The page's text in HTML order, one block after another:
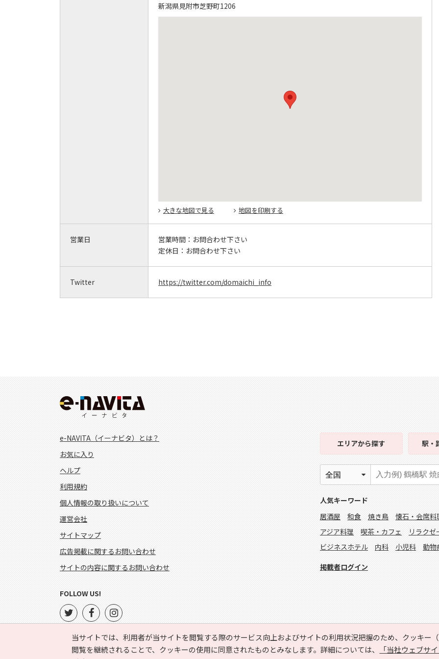
新潟県見附市芝野町1206
大きな地図で見る 地図を印刷する
営業日 営業時間： お問合わせ下さい
定休日： お問合わせ下さい
Twitter https://twitter.com/domaichi_info
当サイトでは、利用者が当サイトを閲覧する際のサービス向上およびサイトの利用状況把握のため、クッキー
閲覧を継続されることで、クッキーの使用に同意されたものとみなします。詳細については、
「当社ウェブサ
e-NAVITA（イーナビタ）とは？
お気に入り
ヘルプ
利用規約
個人情報の取り扱いについて
運営会社
サイトマップ
広告掲載に関するお問い合わせ
サイトの内容に関するお問い合わせ
エリアから探す 駅・
人気キーワード
居酒屋
和食 焼き鳥 懐石・会席料
アジア料理
喫茶・カフェ リラクゼ
ビジネスホテル
内科 小児科 動物
掲載者ログイン
FOLLOW US!
Copyright © HYOJITO.Co.,Ltd. All Rights Reserved.